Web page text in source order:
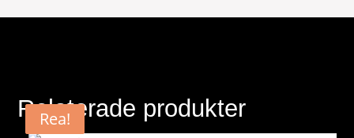
Relaterade produkter
Rea!
Rea!